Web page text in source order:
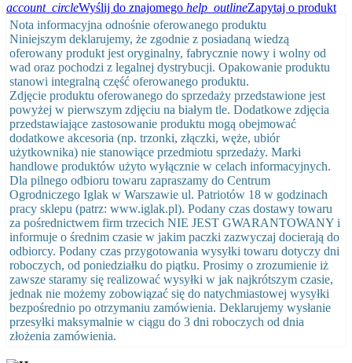
account_circleWyślij do znajomego help_outlineZapytaj o produkt
Nota informacyjna odnośnie oferowanego produktu
Niniejszym deklarujemy, że zgodnie z posiadaną wiedzą
oferowany produkt jest oryginalny, fabrycznie nowy i wolny od
wad oraz pochodzi z legalnej dystrybucji. Opakowanie produktu
stanowi integralną część oferowanego produktu.
Zdjęcie produktu oferowanego do sprzedaży przedstawione jest
powyżej w pierwszym zdjęciu na białym tle. Dodatkowe zdjęcia
przedstawiające zastosowanie produktu mogą obejmować
dodatkowe akcesoria (np. trzonki, złączki, węże, ubiór
użytkownika) nie stanowiące przedmiotu sprzedaży. Marki
handlowe produktów użyto wyłącznie w celach informacyjnych.
Dla pilnego odbioru towaru zapraszamy do Centrum
Ogrodniczego Iglak w Warszawie ul. Patriotów 18 w godzinach
pracy sklepu (patrz: www.iglak.pl). Podany czas dostawy towaru
za pośrednictwem firm trzecich NIE JEST GWARANTOWANY i
informuje o średnim czasie w jakim paczki zazwyczaj docierają do
odbiorcy. Podany czas przygotowania wysyłki towaru dotyczy dni
roboczych, od poniedziałku do piątku. Prosimy o zrozumienie iż
zawsze staramy się realizować wysyłki w jak najkrótszym czasie,
jednak nie możemy zobowiązać się do natychmiastowej wysyłki
bezpośrednio po otrzymaniu zamówienia. Deklarujemy wysłanie
przesyłki maksymalnie w ciągu do 3 dni roboczych od dnia
złożenia zamówienia.